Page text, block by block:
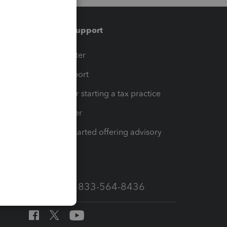
Training & support
Training Center
Learn & Support
Resources for starting a tax practice
Tax Pro Center
How to get started offering advisory
Call Sales: 833-564-8436